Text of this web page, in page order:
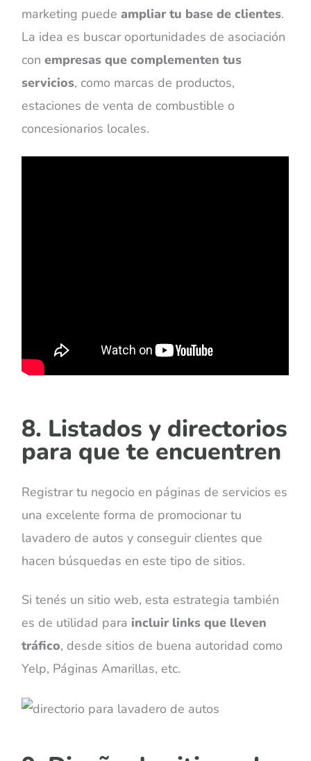
marketing puedeampliar tu base de clientes.
La idea es buscar oportunidades de asociación
conempresas que complementen tus
servicios, como marcas de productos,
estaciones de venta de combustible o
concesionarios locales.
8. Listados y directorios
para que te encuentren
Registrar tu negocio en páginas de servicios es
una excelente forma de promocionar tu
lavadero de autos y conseguir clientes que
hacen búsquedas en este tipo de sitios.
Si tenés un sitio web, esta estrategia también
es de utilidad para incluir links que lleven
tráfico, desde sitios de buena autoridad como
Yelp, Páginas Amarillas, etc.